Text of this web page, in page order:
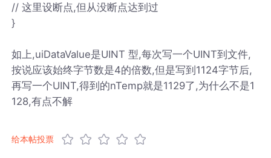
// 这里设断点,但从没断点达到过
}
如上,uiDataValue是UINT 型,每次写一个UINT到文件,
按说应该始终字节数是4的倍数,但是写到1124字节后,
再写一个UINT,得到的nTemp就是1129了,为什么不是1
128,有点不解
给本帖投票